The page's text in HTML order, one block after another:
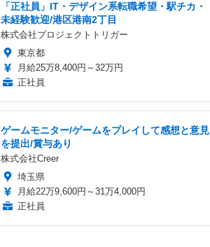
「正社員」IT・デザイン系転職希望・駅チカ・
未経験歓迎/港区港南2丁目
株式会社プロジェクトトリガー
東京都
月給25万8,400円～32万円
正社員
ゲームモニター/ゲームをプレイして感想と意見
を提出/賞与あり
株式会社Creer
埼玉県
月給22万9,600円～31万4,000円
正社員